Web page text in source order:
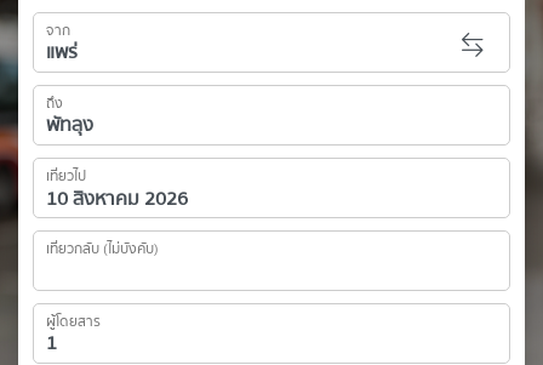
จาก
ถึง
เที่ยวไป
เที่ยวกลับ (ไม่บังคับ)
ผู้โดยสาร